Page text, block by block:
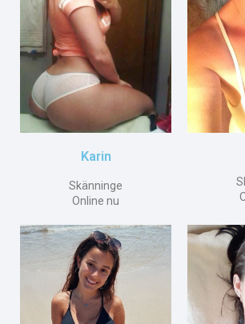
Karin
Skänninge
Online nu